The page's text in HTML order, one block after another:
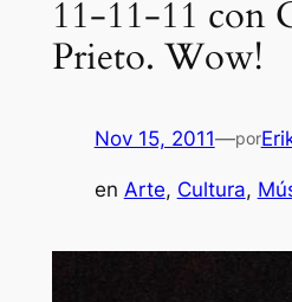
11-11-11 con
Prieto. Wow!
Nov 15, 2011—por
en Arte, Cultura,